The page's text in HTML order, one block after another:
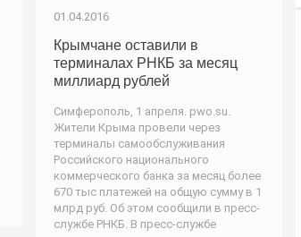
01.04.2016
Крымчане оставили в
терминалах РНКБ за месяц
миллиард рублей
Симферополь, 1 апреля. pwo.su.
Жители Крыма провели через
терминалы самообслуживания
Российского национального
коммерческого банка за месяц более
670 тыс платежей на общую сумму в 1
млрд руб. Об этом сообщили в пресс-
службе РНКБ. В пресс-службе